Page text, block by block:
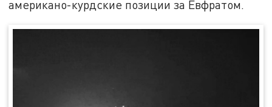
американо-курдские позиции за Евфратом.